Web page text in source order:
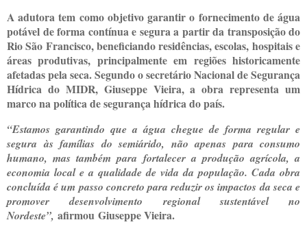
A adutora tem como objetivo garantir o fornecimento de água
potável de forma contínua e segura a partir da transposição do
Rio São Francisco, beneficiando residências, escolas, hospitais e
áreas produtivas, principalmente em regiões historicamente
afetadas pela seca. Segundo o secretário Nacional de Segurança
Hídrica do MIDR, Giuseppe Vieira, a obra representa um
marco na política de segurança hídrica do país.
“Estamos garantindo que a água chegue de forma regular e
segura às famílias do semiárido, não apenas para consumo
humano, mas também para fortalecer a produção agrícola, a
economia local e a qualidade de vida da população. Cada obra
concluída é um passo concreto para reduzir os impactos da seca e
promover desenvolvimento regional sustentável no
Nordeste”, afirmou Giuseppe Vieira.